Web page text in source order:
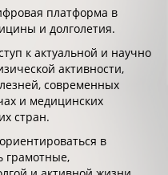
платформа в
и долголетия.
к актуальной и научно
активности,
современных
и медицинских
стран.
в
грамотные,